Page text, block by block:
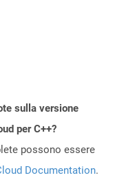
sulla versione
per C++?
possono essere
Documentation.